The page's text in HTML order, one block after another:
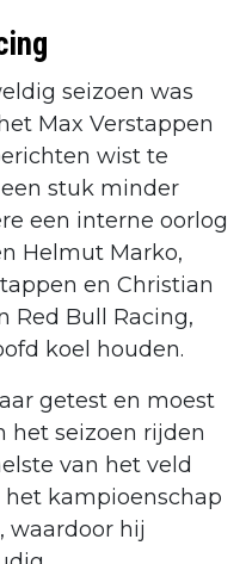
seizoen was
Max Verstappen
wist te
stuk minder
een interne oorlog
Helmut Marko,
en Christian
Red Bull Racing,
koel houden.
getest en moest
het seizoen rijden
van het veld
kampioenschap
waardoor hij